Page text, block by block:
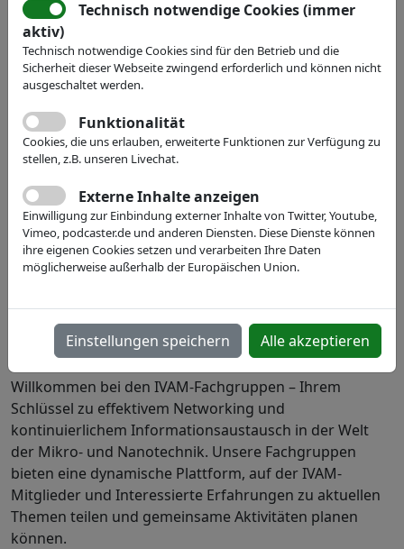
Fachgruppen
Vernetzung und
Expertenaustausch in der Mikro-
und Nanotechnik
Willkommen bei den IVAM-Fachgruppen – Ihrem
Schlüssel zu effektivem Networking und
kontinuierlichem Informationsaustausch in der Welt
der Mikro- und Nanotechnik. Unsere Fachgruppen
bieten eine dynamische Plattform, auf der IVAM-
Mitglieder und Interessierte Erfahrungen zu aktuellen
Themen teilen und gemeinsame Aktivitäten planen
können.
Technisch notwendige Cookies (immer
aktiv)
Technisch notwendige Cookies sind für den Betrieb und die
Sicherheit dieser Webseite zwingend erforderlich und können nicht
ausgeschaltet werden.
Funktionalität
Cookies, die uns erlauben, erweiterte Funktionen zur Verfügung zu
stellen, z.B. unseren Livechat.
Externe Inhalte anzeigen
Einwilligung zur Einbindung externer Inhalte von Twitter, Youtube,
Vimeo, podcaster.de und anderen Diensten. Diese Dienste können
ihre eigenen Cookies setzen und verarbeiten Ihre Daten
möglicherweise außerhalb der Europäischen Union.
Einstellungen speichern Alle akzeptieren